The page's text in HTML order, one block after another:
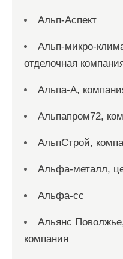
Альп-Аспект
Альп-микро-
отделочная
Альпа-А,
Альпапром72,
АльпСтрой,
Альфа-металл,
Альфа-сс
Альянс
компания